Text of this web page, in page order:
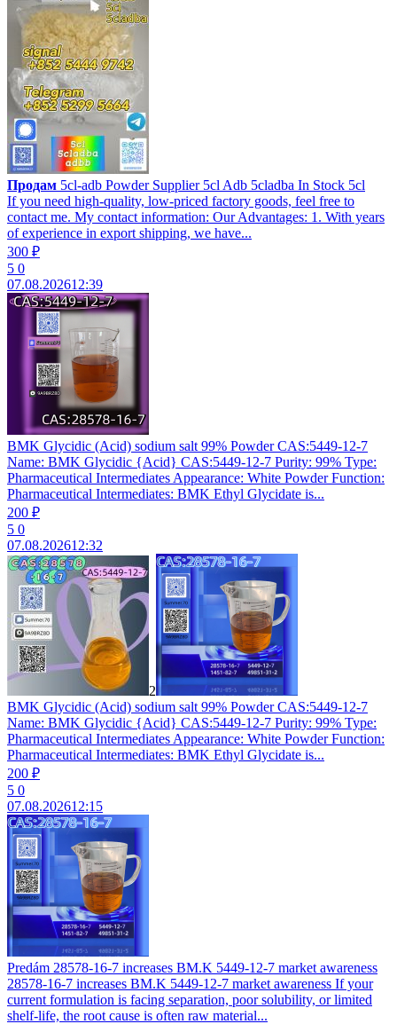
Продам 5cl-adb Powder Supplier 5cl Adb 5cladba In Stock 5cl
If you need high-quality, low-priced factory goods, feel free to
contact me. My contact information: Our Advantages: 1. With years
of experience in export shipping, we have...
300 ₽
5 0
07.08.202612:39
BMK Glycidic (Acid) sodium salt 99% Powder CAS:5449-12-7
Name: BMK Glycidic {Acid} CAS:5449-12-7 Purity: 99% Type:
Pharmaceutical Intermediates Appearance: White Powder Function:
Pharmaceutical Intermediates: BMK Ethyl Glycidate is...
200 ₽
5 0
07.08.202612:32
2
BMK Glycidic (Acid) sodium salt 99% Powder CAS:5449-12-7
Name: BMK Glycidic {Acid} CAS:5449-12-7 Purity: 99% Type:
Pharmaceutical Intermediates Appearance: White Powder Function:
Pharmaceutical Intermediates: BMK Ethyl Glycidate is...
200 ₽
5 0
07.08.202612:15
Predám 28578-16-7 increases BM.K 5449-12-7 market awareness
28578-16-7 increases BM.K 5449-12-7 market awareness If your
current formulation is facing separation, poor solubility, or limited
shelf-life, the root cause is often raw material...